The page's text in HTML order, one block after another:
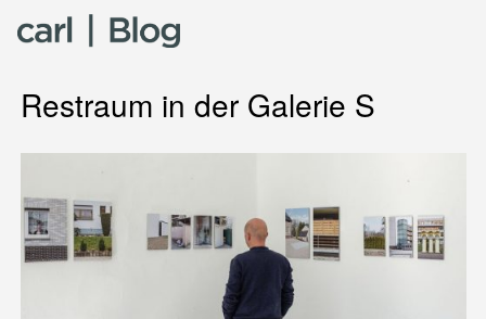
Skip to content
Restraum in der Galerie S